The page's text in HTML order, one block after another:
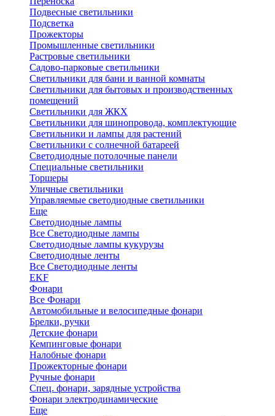
Подвесные светильники
Подсветка
Прожекторы
Промышленные светильники
Растровые светильники
Садово-парковые светильники
Светильники для бани и ванной комнаты
Светильники для бытовых и производственных
помещений
Светильники для ЖКХ
Светильники для шинопровода, комплектующие
Светильники и лампы для растений
Светильники с солнечной батареей
Светодиодные потолочные панели
Специальные светильники
Торшеры
Уличные светильники
Управляемые светодиодные светильники
Еще
Светодиодные лампы
Все Светодиодные лампы
Светодиодные лампы кукурузы
Светодиодные ленты
Все Светодиодные ленты
EKF
Фонари
Все Фонари
Автомобильные и велосипедные фонари
Брелки, ручки
Детские фонари
Кемпинговые фонари
Налобные фонари
Прожекторные фонари
Ручные фонари
Спец. фонари, зарядные устройства
Фонари электродинамические
Еще